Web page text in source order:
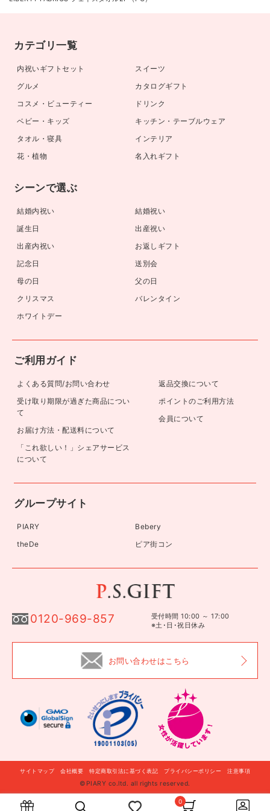
0
自分に贈る このギフトを贈る
カテゴリ一覧
内祝いギフトセット
スイーツ
グルメ
カタログギフト
コスメ・ビューティー
ドリンク
ベビー・キッズ
キッチン・テーブルウェア
タオル・寝具
インテリア
花・植物
名入れギフト
シーンで選ぶ
結婚内祝い
結婚祝い
誕生日
出産祝い
出産内祝い
お返しギフト
記念日
送別会
母の日
父の日
クリスマス
バレンタイン
ホワイトデー
ご利用ガイド
よくある質問/お問い合わせ
受け取り期限が過ぎた商品につい
て
お届け方法・配送料について
「これ欲しい！」シェアサービス
について
返品交換について
ポイントのご利用方法
会員について
グループサイト
PIARY
Bebery
theDe
ピア街コン
0120-969-857
受付時間 10:00 ～ 17:00
※土･日･祝日休み
お問い合わせはこちら
サイトマップ 会社概要 特定商取引法に基づく表記 プライバシーポリシー 注意事項
©PIARY co.ltd. all rights reserved.